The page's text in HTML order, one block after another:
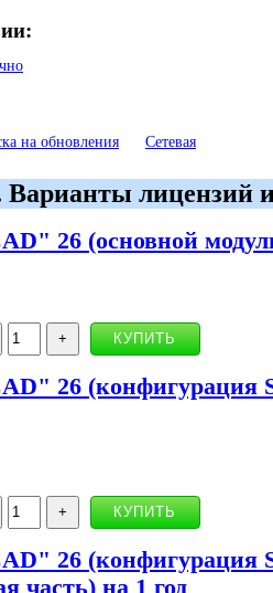
на обновления Сетевая
Варианты лицензий
26 (основной
26 (конфигурация
26 (конфигурация
часть) на 1 год